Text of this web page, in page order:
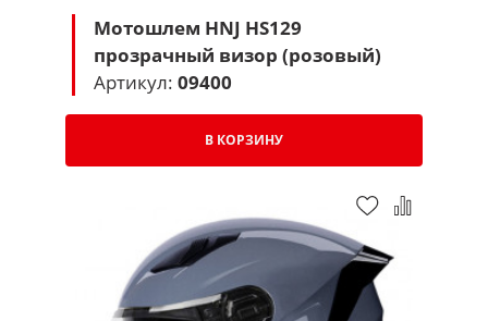
Мотошлем HNJ HS129
прозрачный визор (розовый)
Артикул: 09400
В КОРЗИНУ